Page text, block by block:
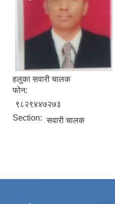
हलुका सवारी चालक
फोन:
९८२९४४७२७३
Section: सवारी चालक